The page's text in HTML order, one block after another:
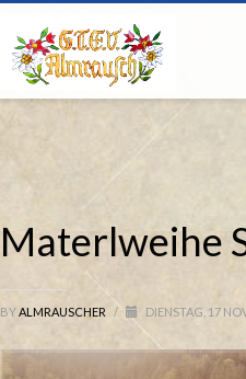
Materlweihe
BYALMRAUSCHER / DIENSTAG, 17